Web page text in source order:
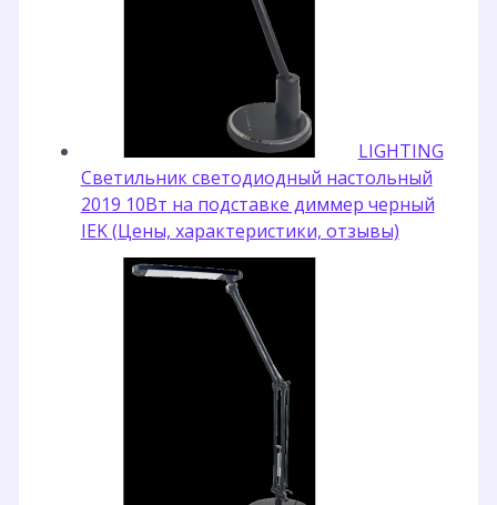
LIGHTING
Светильник светодиодный настольный
2019 10Вт на подставке диммер черный
IEK (Цены, характеристики, отзывы)